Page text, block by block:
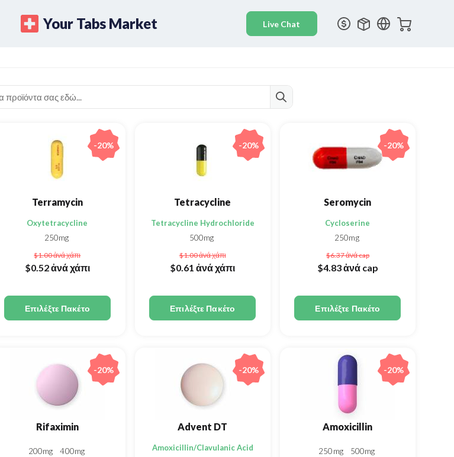
Your Tabs Market
Terramycin
Oxytetracycline
250mg
$1.00ἀνά χάπι
$0.52ἀνά χάπι
Επιλέξτε Πακέτο
-20%
Tetracycline
Tetracycline Hydrochloride
500mg
$1.00ἀνά χάπι
$0.61ἀνά χάπι
Επιλέξτε Πακέτο
-20%
Seromycin
Cycloserine
250mg
$6.37ἀνά cap
$4.83ἀνά cap
Επιλέξτε Πακέτο
-20%
Rifaximin
200mg 400mg
-20%
Advent DT
Amoxicillin/Clavulanic Acid
-20%
Amoxicillin
250mg 500mg
-20%